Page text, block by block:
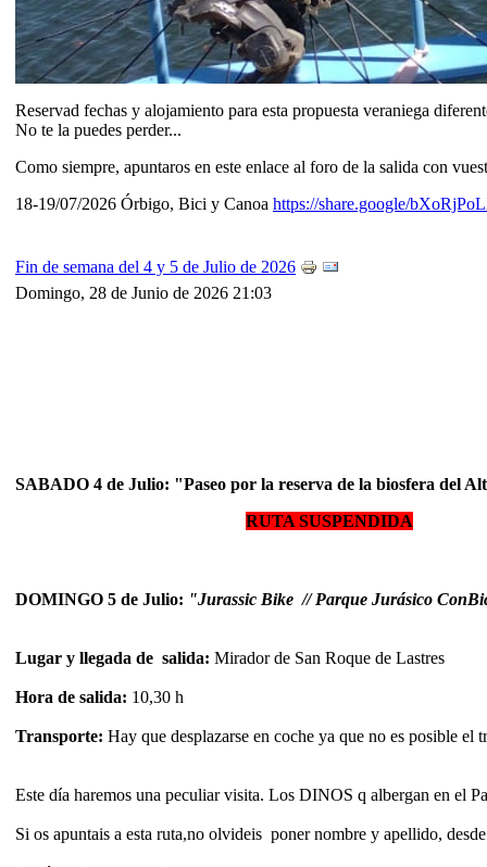
Reservad fechas y alojamiento para esta propuesta veraniega
No te la puedes perder...
Como siempre, apuntaros en este enlace al foro de la salida con
18-19/07/2026 Órbigo, Bici y Canoa https://share.google/
Fin de semana del 4 y 5 de Julio de 2026
Domingo, 28 de Junio de 2026 21:03
SABADO 4 de Julio: "Paseo por la reserva de la biosfera del
RUTA SUSPENDIDA
DOMINGO 5 de Julio: "Jurassic Bike // Parque Jurásico
Lugar y llegada de salida: Mirador de San Roque de Lastres
Hora de salida: 10,30 h
Transporte: Hay que desplazarse en coche ya que no es posible
Este día haremos una peculiar visita. Los DINOS q albergan en el
Si os apuntais a esta ruta,no olvideis poner nombre y apellido,